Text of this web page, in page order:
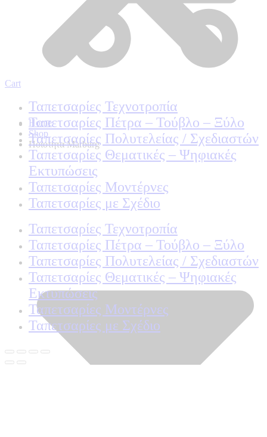
Home
Shop
Ποιοτητα Marburg
Cart
Ταπετσαρίες Τεχνοτροπία
Ταπετσαρίες Πέτρα – Τούβλο – Ξύλο
Ταπετσαρίες Πολυτελείας / Σχεδιαστών
Ταπετσαρίες Θεματικές – Ψηφιακές
Εκτυπώσεις
Ταπετσαρίες Μοντέρνες
Ταπετσαρίες με Σχέδιο
Ταπετσαρίες Τεχνοτροπία
Ταπετσαρίες Πέτρα – Τούβλο – Ξύλο
Ταπετσαρίες Πολυτελείας / Σχεδιαστών
Ταπετσαρίες Θεματικές – Ψηφιακές
Εκτυπώσεις
Ταπετσαρίες Μοντέρνες
Ταπετσαρίες με Σχέδιο